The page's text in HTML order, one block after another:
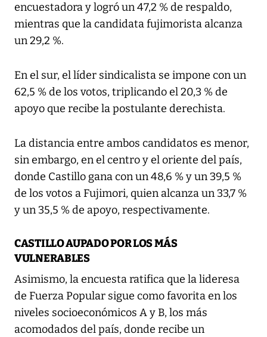
encuestadora y logró un 47,2 % de respaldo,
mientras que la candidata fujimorista alcanza
un 29,2 %.
En el sur, el líder sindicalista se impone con un
62,5 % de los votos, triplicando el 20,3 % de
apoyo que recibe la postulante derechista.
La distancia entre ambos candidatos es menor,
sin embargo, en el centro y el oriente del país,
donde Castillo gana con un 48,6 % y un 39,5 %
de los votos a Fujimori, quien alcanza un 33,7 %
y un 35,5 % de apoyo, respectivamente.
CASTILLO AUPADO POR LOS MÁS
VULNERABLES
Asimismo, la encuesta ratifica que la lideresa
de Fuerza Popular sigue como favorita en los
niveles socioeconómicos A y B, los más
acomodados del país, donde recibe un